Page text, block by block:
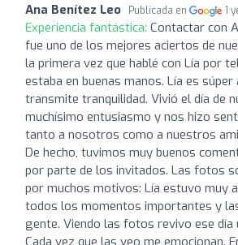
Ana Benítez Leo Publicada en 1
Experiencia fantástica: Contactar con
fue uno de los mejores aciertos de
la primera vez que hablé con Lía por
estaba en buenas manos. Lía es súper
transmite tranquilidad. Vivió el día de
muchísimo entusiasmo y nos hizo
tanto a nosotros como a nuestros
De hecho, tuvimos muy buenos
por parte de los invitados. Las fotos
por muchos motivos: Lía estuvo muy
todos los momentos importantes y
gente. Viendo las fotos revivo ese día
Cada vez que las veo me emocionan.